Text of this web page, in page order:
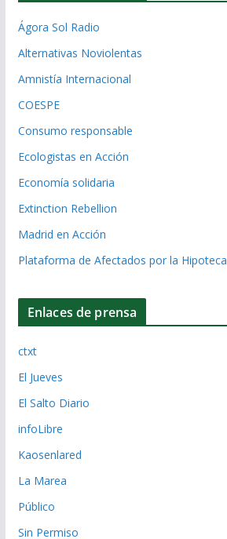
Ágora Sol Radio
Alternativas Noviolentas
Amnistía Internacional
COESPE
Consumo responsable
Ecologistas en Acción
Economía solidaria
Extinction Rebellion
Madrid en Acción
Plataforma de Afectados por la Hipoteca
Enlaces de prensa
ctxt
El Jueves
El Salto Diario
infoLibre
Kaosenlared
La Marea
Público
Sin Permiso